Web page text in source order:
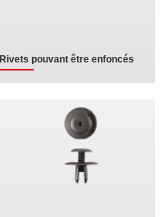
Rivets pouvant être enfoncés